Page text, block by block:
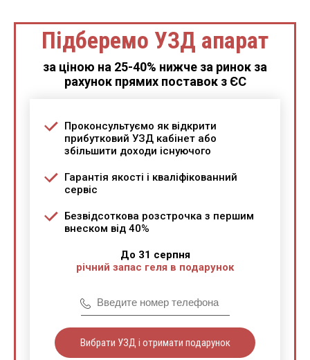
Підберемо УЗД апарат
за ціною на 25-40% нижче за ринок за
рахунок прямих поставок з ЄС
Проконсультуємо як відкрити
прибутковий УЗД кабінет або
збільшити доходи існуючого
Гарантія якості і кваліфікованний
сервіс
Безвідсоткова розстрочка з першим
внеском від 40%
До 31 серпня
річний запас геля в подарунок
Вибрати УЗД і отримати подарунок